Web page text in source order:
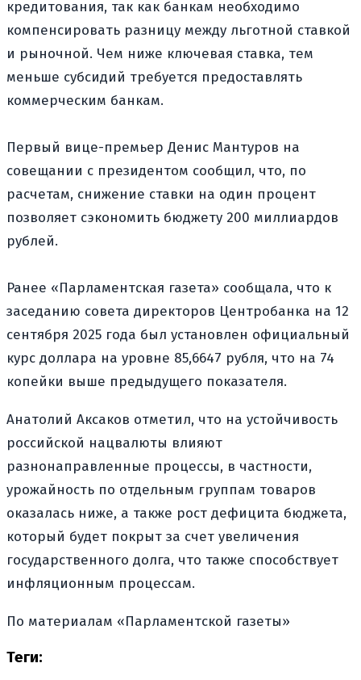
кредитования, так как банкам необходимо
компенсировать разницу между льготной ставкой
и рыночной. Чем ниже ключевая ставка, тем
меньше субсидий требуется предоставлять
коммерческим банкам.
Первый вице-премьер Денис Мантуров на
совещании с президентом сообщил, что, по
расчетам, снижение ставки на один процент
позволяет сэкономить бюджету 200 миллиардов
рублей.
Ранее «Парламентская газета» сообщала, что к
заседанию совета директоров Центробанка на 12
сентября 2025 года был установлен официальный
курс доллара на уровне 85,6647 рубля, что на 74
копейки выше предыдущего показателя.
Анатолий Аксаков отметил, что на устойчивость
российской нацвалюты влияют
разнонаправленные процессы, в частности,
урожайность по отдельным группам товаров
оказалась ниже, а также рост дефицита бюджета,
который будет покрыт за счет увеличения
государственного долга, что также способствует
инфляционным процессам.
По материалам «Парламентской газеты»
Теги: